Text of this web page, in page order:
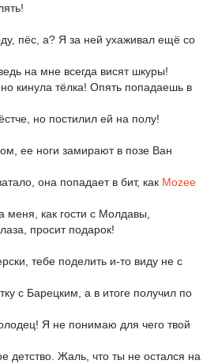
пёс, а? Я за ней ухаживал ещё со
на мне всегда висят шкуры!
кинула тёлка! Опять попадаешь в
но постилил ей на полу!
ее ноги замирают в позе Ван
она попадает в бит, как Mozee
меня, как гости с Молдавы,
просит подарок!
тебе поделить и-то виду не с
с Барецким, а в итоге получил по
Я не понимаю для чего твой
детство. Жаль, что ты не остался на